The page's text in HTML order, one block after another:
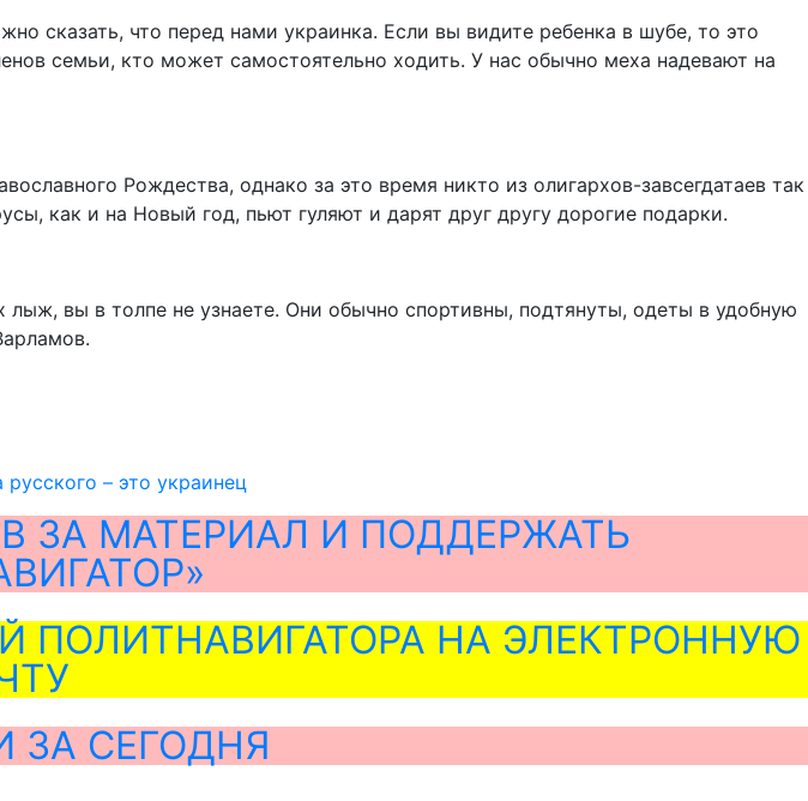
сказать, что перед нами украинка. Если вы видите ребенка в шубе, то это
семьи, кто может самостоятельно ходить. У нас обычно меха надевают на
Рождества, однако за это время никто из олигархов-завсегдатаев так
как и на Новый год, пьют гуляют и дарят друг другу дорогие подарки.
вы в толпе не узнаете. Они обычно спортивны, подтянуты, одеты в удобную
– это украинец
ЗА МАТЕРИАЛ И ПОДДЕРЖАТЬ
ПОЛИТНАВИГАТОРА НА ЭЛЕКТРОННУЮ
ЗА СЕГОДНЯ